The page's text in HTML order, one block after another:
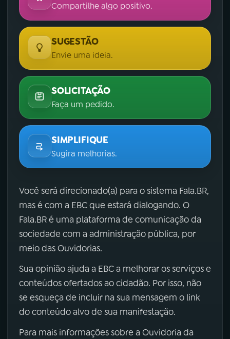
Compartilhe algo positivo.
SUGESTÃO
Envie uma ideia.
SOLICITAÇÃO
Faça um pedido.
SIMPLIFIQUE
Sugira melhorias.
Você será direcionado(a) para o sistema Fala.BR,
mas é com a EBC que estará dialogando. O
Fala.BR é uma plataforma de comunicação da
sociedade com a administração pública, por
meio das Ouvidorias.
Sua opinião ajuda a EBC a melhorar os serviços e
conteúdos ofertados ao cidadão. Por isso, não
se esqueça de incluir na sua mensagem o link
do conteúdo alvo de sua manifestação.
Para mais informações sobre a Ouvidoria da